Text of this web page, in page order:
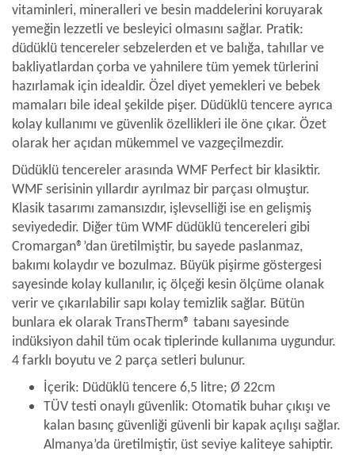
vitaminleri, mineralleri ve besin maddelerini koruyarak
yemeğin lezzetli ve besleyici olmasını sağlar. Pratik:
düdüklü tencereler sebzelerden et ve balığa, tahıllar ve
bakliyatlardan çorba ve yahnilere tüm yemek türlerini
hazırlamak için idealdir. Özel diyet yemekleri ve bebek
mamaları bile ideal şekilde pişer. Düdüklü tencere ayrıca
kolay kullanımı ve güvenlik özellikleri ile öne çıkar. Özet
olarak her açıdan mükemmel ve vazgeçilmezdir.
Düdüklü tencereler arasında WMF Perfect bir klasiktir.
WMF serisinin yıllardır ayrılmaz bir parçası olmuştur.
Klasik tasarımı zamansızdır, işlevselliği ise en gelişmiş
seviyededir. Diğer tüm WMF düdüklü tencereleri gibi
Cromargan®’dan üretilmiştir, bu sayede paslanmaz,
bakımı kolaydır ve bozulmaz. Büyük pişirme göstergesi
sayesinde kolay kullanılır, iç ölçeği kesin ölçüme olanak
verir ve çıkarılabilir sapı kolay temizlik sağlar. Bütün
bunlara ek olarak TransTherm® tabanı sayesinde
indüksiyon dahil tüm ocak tiplerinde kullanıma uygundur.
4 farklı boyutu ve 2 parça setleri bulunur.
İçerik: Düdüklü tencere 6,5 litre; Ø 22cm
TÜV testi onaylı güvenlik: Otomatik buhar çıkışı ve
kalan basınç güvenliği güvenli bir kapak açılışı sağlar.
Almanya’da üretilmiştir, üst seviye kaliteye sahiptir.